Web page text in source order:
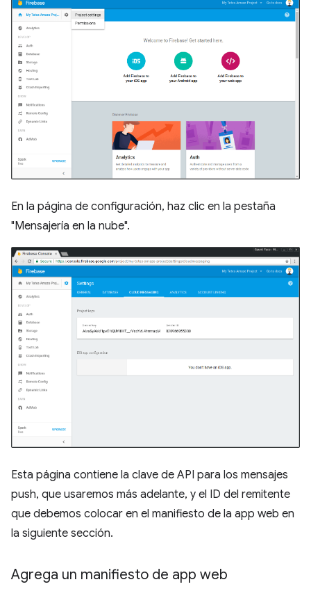
En la página de configuración, haz clic en la pestaña
"Mensajería en la nube".
Esta página contiene la clave de API para los mensajes
push, que usaremos más adelante, y el ID del remitente
que debemos colocar en el manifiesto de la app web en
la siguiente sección.
Agrega un manifiesto de app web